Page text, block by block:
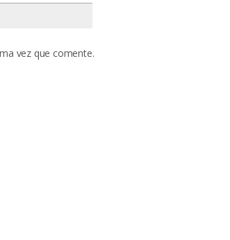
vez que comente.